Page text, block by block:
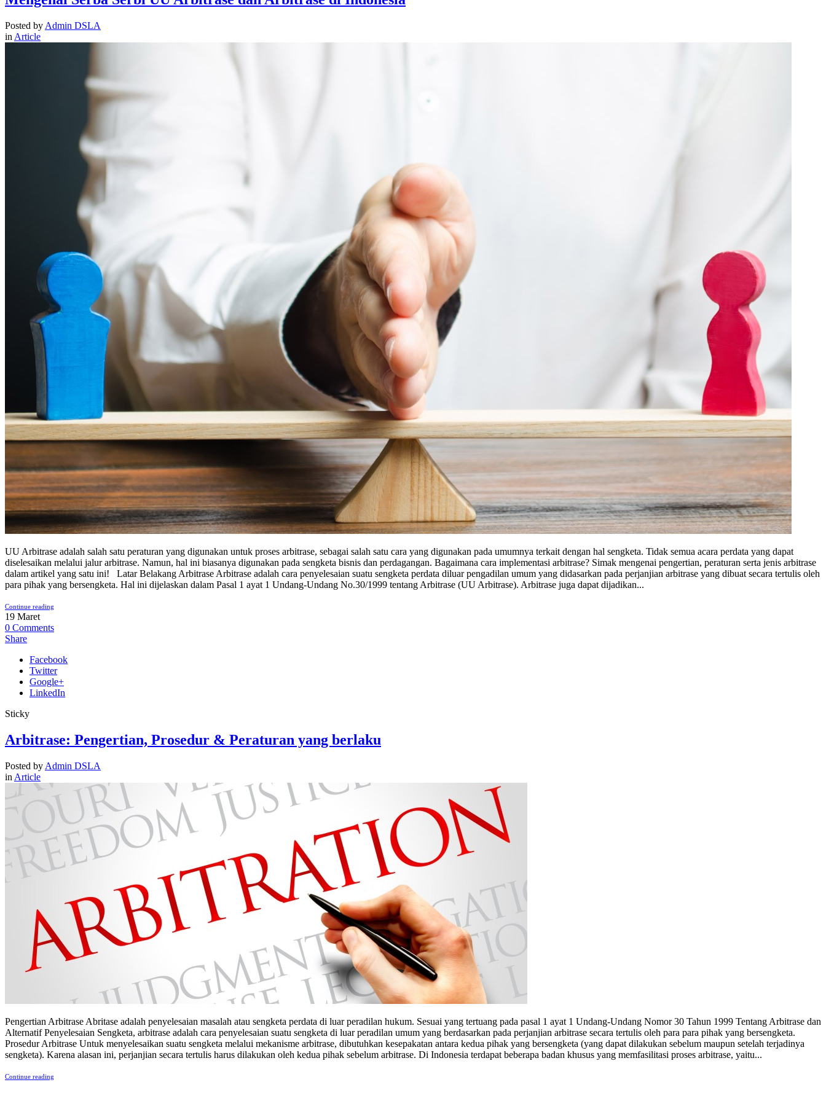
Posted by Admin DSLA
in Article
UU Arbitrase adalah salah satu peraturan yang digunakan untuk proses arbitrase, sebagai salah satu cara yang digunakan pada umumnya terkait dengan hal sengketa. Tidak semua acara perdata yang dapat
diselesaikan melalui jalur arbitrase. Namun, hal ini biasanya digunakan pada sengketa bisnis dan perdagangan. Bagaimana cara implementasi arbitrase? Simak mengenai pengertian, peraturan serta jenis arbitrase
dalam artikel yang satu ini! Latar Belakang Arbitrase Arbitrase adalah cara penyelesaian suatu sengketa perdata diluar pengadilan umum yang didasarkan pada perjanjian arbitrase yang dibuat secara tertulis oleh
para pihak yang bersengketa. Hal ini dijelaskan dalam Pasal 1 ayat 1 Undang-Undang No.30/1999 tentang Arbitrase (UU Arbitrase). Arbitrase juga dapat dijadikan...
Continue reading
19 Maret
0 Comments
Share
Facebook
Twitter
Google+
LinkedIn
Sticky
Arbitrase: Pengertian, Prosedur & Peraturan yang berlaku
Posted by Admin DSLA
in Article
Pengertian Arbitrase Abritase adalah penyelesaian masalah atau sengketa perdata di luar peradilan hukum. Sesuai yang tertuang pada pasal 1 ayat 1 Undang-Undang Nomor 30 Tahun 1999 Tentang Arbitrase dan
Alternatif Penyelesaian Sengketa, arbitrase adalah cara penyelesaian suatu sengketa di luar peradilan umum yang berdasarkan pada perjanjian arbitrase secara tertulis oleh para para pihak yang bersengketa.
Prosedur Arbitrase Untuk menyelesaikan suatu sengketa melalui mekanisme arbitrase, dibutuhkan kesepakatan antara kedua pihak yang bersengketa (yang dapat dilakukan sebelum maupun setelah terjadinya
sengketa). Karena alasan ini, perjanjian secara tertulis harus dilakukan oleh kedua pihak sebelum arbitrase. Di Indonesia terdapat beberapa badan khusus yang memfasilitasi proses arbitrase, yaitu...
Continue reading